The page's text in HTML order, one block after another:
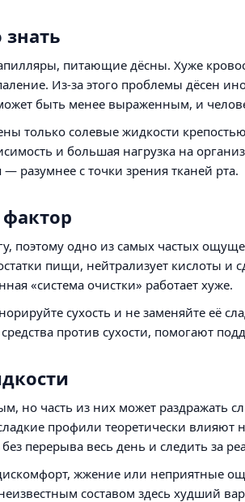
питающие дёсны. Хуже
Из-за этого проблемы дёсен
быть менее выраженным, и
только солевые жидкости
и большая нагрузка на
разумнее с точки зрения тканей рта.
поэтому одно из самых частых
пищи, нейтрализует кислоты и
«система очистки» работает хуже.
сухость и не заменяйте её
против сухости, помогают
но часть из них может раздражать
профили теоретически влияют
перерыва весь день и следить за
жжение или неприятные
составом здесь худший